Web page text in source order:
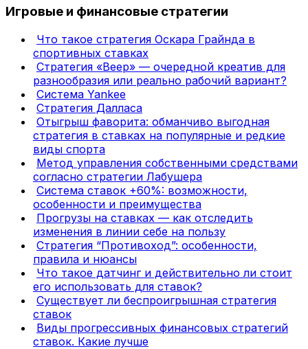
Игровые и финансовые стратегии
Что такое стратегия Оскара Грайнда в
спортивных ставках
Стратегия «Веер» — очередной креатив для
разнообразия или реально рабочий вариант?
Система Yankee
Стратегия Далласа
Отыгрыш фаворита: обманчиво выгодная
стратегия в ставках на популярные и редкие
виды спорта
Метод управления собственными средствами
согласно стратегии Лабушера
Система ставок +60%: возможности,
особенности и преимущества
Прогрузы на ставках — как отследить
изменения в линии себе на пользу
Стратегия “Противоход”: особенности,
правила и нюансы
Что такое датчинг и действительно ли стоит
его использовать для ставок?
Существует ли беспроигрышная стратегия
ставок
Виды прогрессивных финансовых стратегий
ставок. Какие лучше